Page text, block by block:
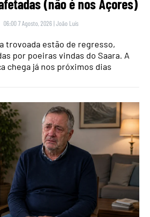
(não é nos Açores)
06:00 7 Agosto, 2026 |João Luís
trovoada estão de regresso,
por poeiras vindas do Saara. A
chega já nos próximos dias